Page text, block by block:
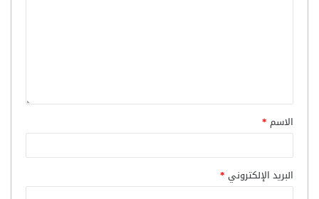
الاسم *
البريد الإلكتروني *